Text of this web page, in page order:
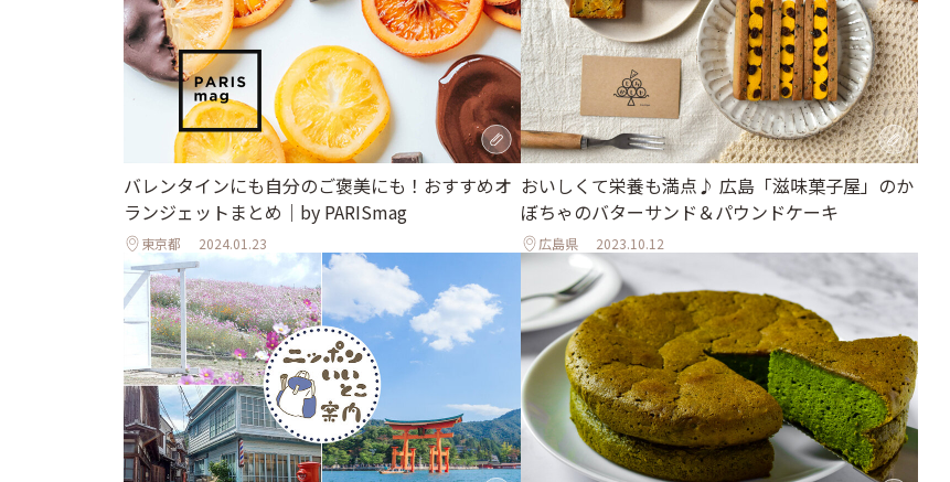
バレンタインにも自分のご褒美にも！おすすめオ
ランジェットまとめ｜by PARISmag
東京都 2024.01.23
おいしくて栄養も満点♪ 広島「滋味菓子屋」のか
ぼちゃのバターサンド＆パウンドケーキ
広島県 2023.10.12